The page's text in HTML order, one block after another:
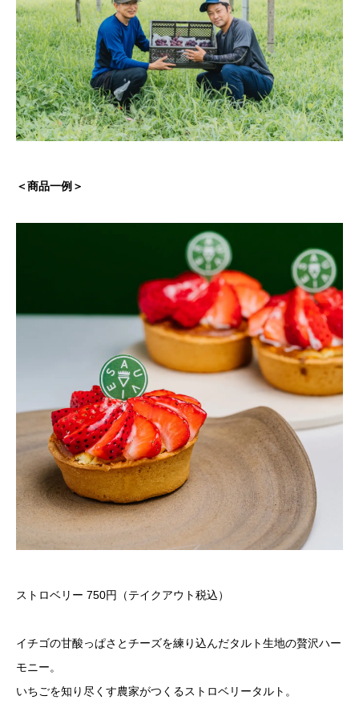
＜商品一例＞
ストロベリー 750円（テイクアウト税込）
イチゴの甘酸っぱさとチーズを練り込んだタルト生地の贅沢ハー
モニー。
いちごを知り尽くす農家がつくるストロベリータルト。